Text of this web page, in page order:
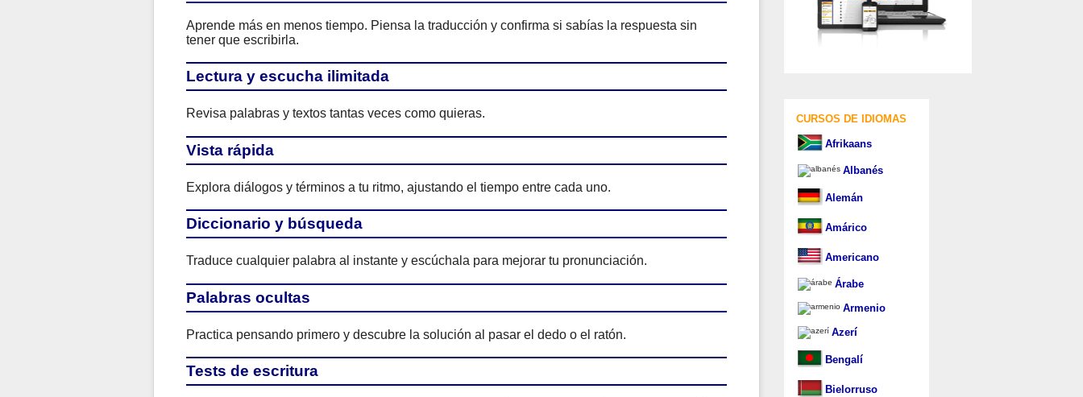
Aprende más en menos tiempo. Piensa la traducción y confirma si sabías la respuesta sin
tener que escribirla.
Lectura y escucha ilimitada
Revisa palabras y textos tantas veces como quieras.
Vista rápida
Explora diálogos y términos a tu ritmo, ajustando el tiempo entre cada uno.
Diccionario y búsqueda
Traduce cualquier palabra al instante y escúchala para mejorar tu pronunciación.
Palabras ocultas
Practica pensando primero y descubre la solución al pasar el dedo o el ratón.
Tests de escritura
CURSOS DE IDIOMAS
Afrikaans
Albanés
Alemán
Amárico
Americano
Árabe
Armenio
Azerí
Bengalí
Bielorruso